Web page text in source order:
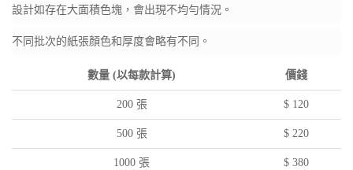
設計如存在大面積色塊，會出現不均勻情況。
不同批次的紙張顏色和厚度會略有不同。
數量 (以每款計算) 價錢
200 張 $ 120
500 張 $ 220
1000 張 $ 380